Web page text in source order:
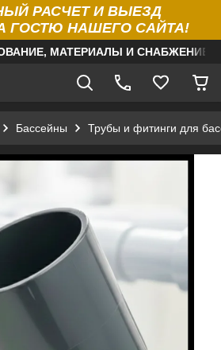
РАСЧЕТ И ВЫЕЗД
ГОСТЮ НАШЕГО САЙТА!
МАТЕРИАЛЫ И
Бассейны Трубы и фитинги для